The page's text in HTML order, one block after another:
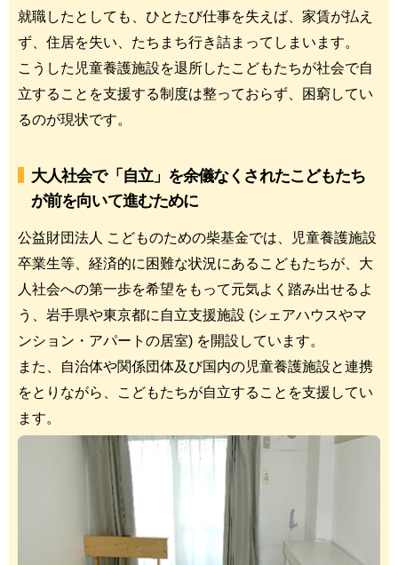
就職したとしても、ひとたび仕事を失えば、家賃が払え
ず、住居を失い、たちまち行き詰まってしまいます。
こうした児童養護施設を退所したこどもたちが社会で自
立することを支援する制度は整っておらず、困窮してい
るのが現状です。
大人社会で「自立」を余儀なくされたこどもたち
が前を向いて進むために
公益財団法人 こどものための柴基金では、児童養護施設
卒業生等、経済的に困難な状況にあるこどもたちが、大
人社会への第一歩を希望をもって元気よく踏み出せるよ
う、岩手県や東京都に自立支援施設 (シェアハウスやマ
ンション・アパートの居室) を開設しています。
また、自治体や関係団体及び国内の児童養護施設と連携
をとりながら、こどもたちが自立することを支援してい
ます。